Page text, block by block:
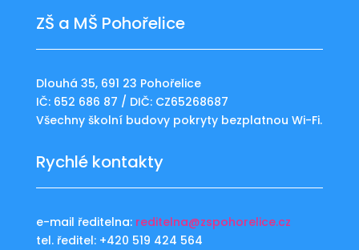
ZŠ a MŠ Pohořelice
Dlouhá 35, 691 23 Pohořelice
IČ: 652 686 87 / DIČ: CZ65268687
Všechny školní budovy pokryty bezplatnou Wi-Fi.
Rychlé kontakty
e-mail ředitelna: reditelna@zspohorelice.cz
tel. ředitel: +420 519 424 564